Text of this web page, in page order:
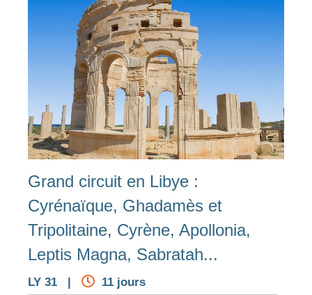
Grand circuit en Libye :
Cyrénaïque, Ghadamès et
Tripolitaine, Cyrène, Apollonia,
Leptis Magna, Sabratah...
LY 31 | 11 jours